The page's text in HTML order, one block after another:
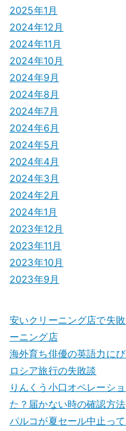
2025年1月
2024年12月
2024年11月
2024年10月
2024年9月
2024年8月
2024年7月
2024年6月
2024年5月
2024年4月
2024年3月
2024年2月
2024年1月
2023年12月
2023年11月
2023年10月
2023年9月
安いクリーニング店で失
ーニング店
海外育ち俳優の英語力にび
ロシア旅行の失敗談
りんくう小口オペレーシ
た？届かない時の確認方法
パルコが夏セール中止っ